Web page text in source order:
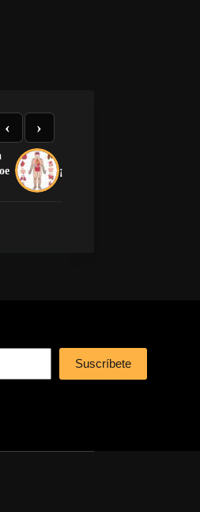
¡Preciosa la anatomía
‹ ›
Suscríbete